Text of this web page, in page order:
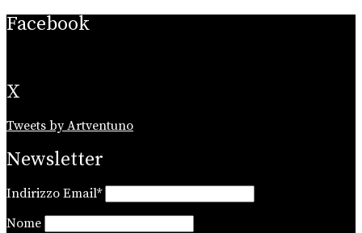
Facebook
X
Tweets by Artventuno
Newsletter
Indirizzo Email*
Nome